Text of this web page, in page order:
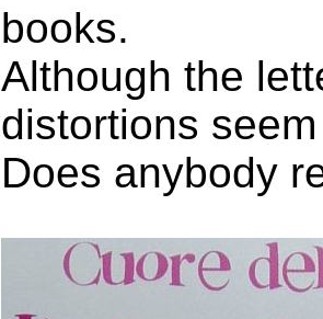
books.
Although the
distortions
Does anybody